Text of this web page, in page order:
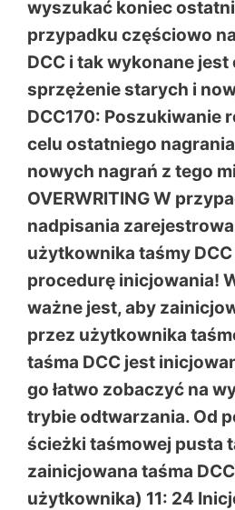
wyszukać koniec
przypadku częściowo
DCC i tak wykonane
sprzężenie starych i
DCC170: Poszukiwanie
celu ostatniego
nowych nagrań z tego
OVERWRITING W
nadpisania
użytkownika taśmy
procedurę inicjowania!
ważne jest, aby
przez użytkownika
taśma DCC jest
go łatwo zobaczyć na
trybie odtwarzania. Od
ścieżki taśmowej pusta
zainicjowana taśma
użytkownika) 11: 24